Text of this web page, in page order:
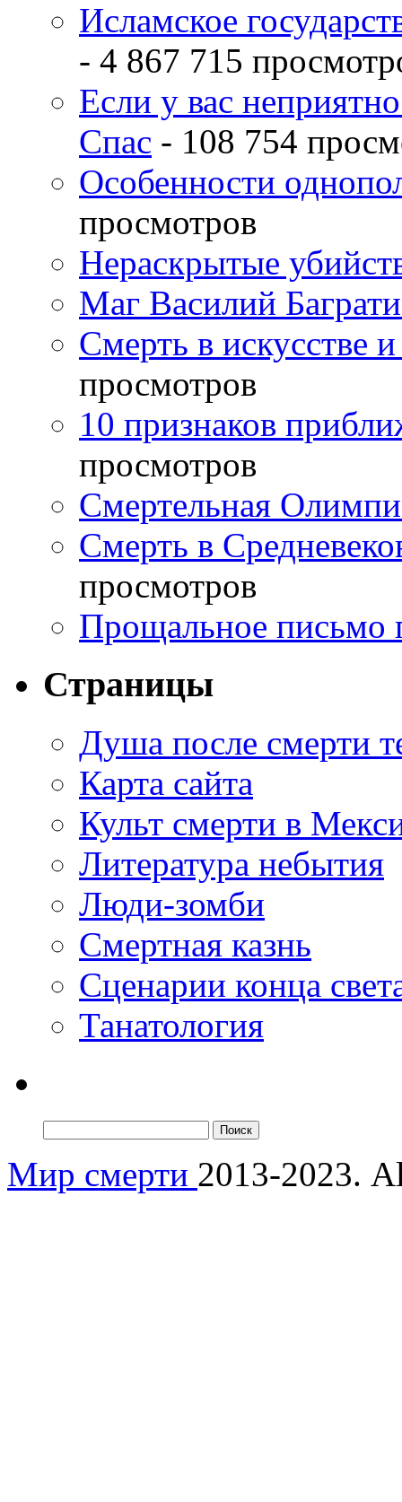
Исламское
- 4 867 715
Если у вас
Спас - 108 754
Особенности
просмотров
Нераскрытые
Маг Василий
Смерть в искусстве
просмотров
10 признаков
просмотров
Смертельная
Смерть в
просмотров
Прощальное письмо
Страницы
Душа после смерти
Карта сайта
Культ смерти в
Литература небытия
Люди-зомби
Смертная казнь
Сценарии конца
Танатология
Мир смерти 2013-2023.